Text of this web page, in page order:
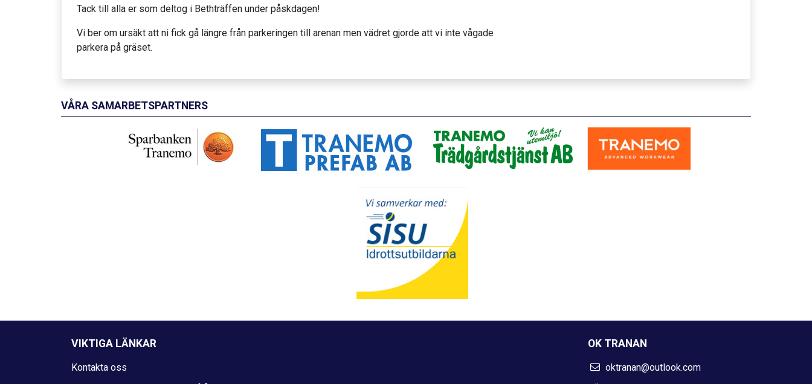
Tack till alla er som deltog i Bethträffen under påskdagen!
Vi ber om ursäkt att ni fick gå längre från parkeringen till arenan men vädret gjorde att vi inte vågade
parkera på gräset.
VÅRA SAMARBETSPARTNERS
VIKTIGA LÄNKAR
Kontakta oss
OK TRANAN
oktranan@outlook.com